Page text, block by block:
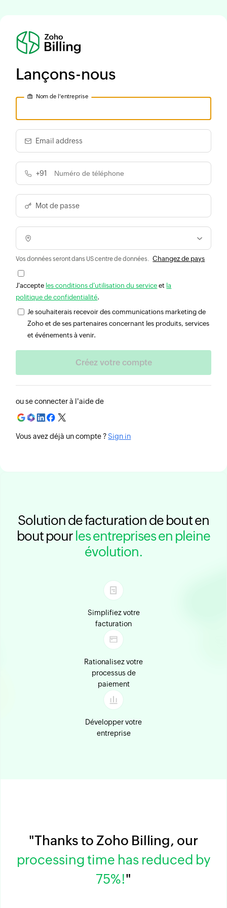
Solution de facturation de bout en
bout pour les entreprises en pleine
évolution.
Simplifiez votre
facturation
Rationalisez votre
processus de
paiement
Développer votre
entreprise
"Thanks to Zoho Billing, our
processing time has reduced by
75%!"
Lançons-nous
Nom de l'entreprise
Email address
+91
Mot de passe
Vos données seront dans US centre de données. Changez de pays
J'accepte les conditions d'utilisation du service et la
politique de confidentialité.
Je souhaiterais recevoir des communications marketing de
Zoho et de ses partenaires concernant les produits, services
et événements à venir.
ou se connecter à l'aide de
Vous avez déjà un compte ?Sign in